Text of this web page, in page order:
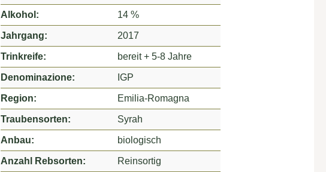
Alkohol: 14 %
Jahrgang: 2017
Trinkreife: bereit + 5-8 Jahre
Denominazione: IGP
Region: Emilia-Romagna
Traubensorten: Syrah
Anbau: biologisch
Anzahl Rebsorten: Reinsortig